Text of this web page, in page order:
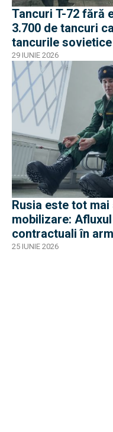
Tancuri T-72 fără
3.700 de tancuri
tancurile
29 IUNIE 2026
Rusia este tot
mobilizare:
contractuali în
25 IUNIE 2026